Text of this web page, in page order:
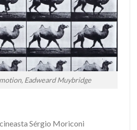
Eadweard Muybridge
Sérgio Moriconi